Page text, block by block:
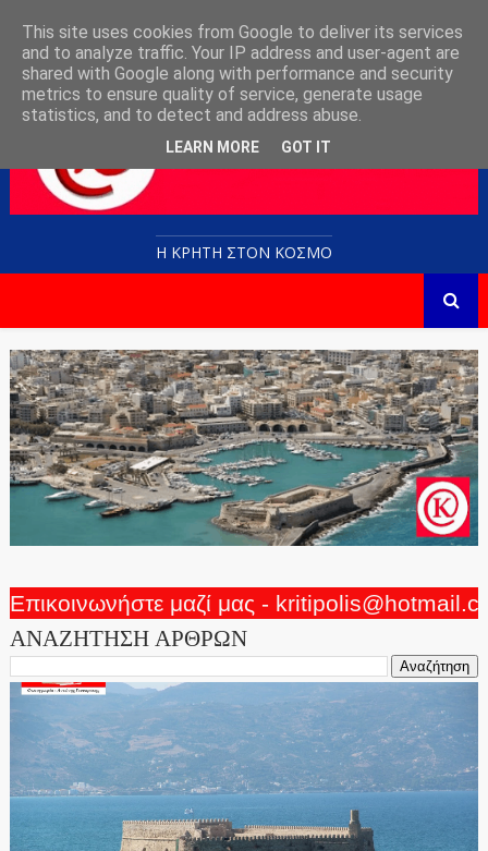
Η ΚΡΗΤΗ ΣΤΟN KOΣΜΟ
Επικοινωνήστε μαζί μας -
ΑΝΑΖΗΤΗΣΗ ΑΡΘΡΩΝ
This site uses cookies from Google to deliver its services
and to analyze traffic. Your IP address and user-agent are
shared with Google along with performance and security
metrics to ensure quality of service, generate usage
statistics, and to detect and address abuse.
LEARN MORE GOT IT